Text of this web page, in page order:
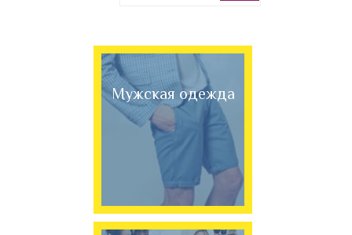
Мужская одежда